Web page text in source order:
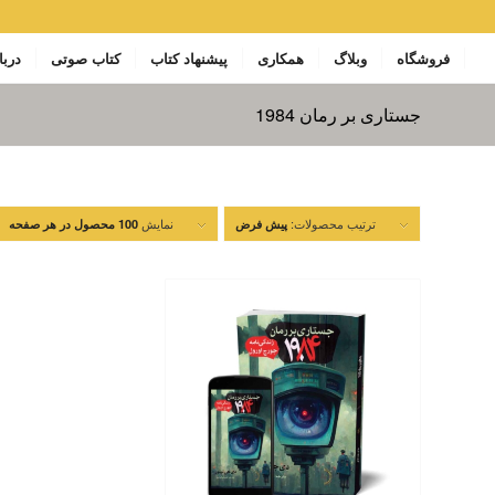
فروشگاه وبلاگ همکاری پیشنهاد کتاب کتاب صوتی
جستاری بر رمان 1984
ترتیب محصولات: پیش فرض نمایش 100 محصول در هر صفحه